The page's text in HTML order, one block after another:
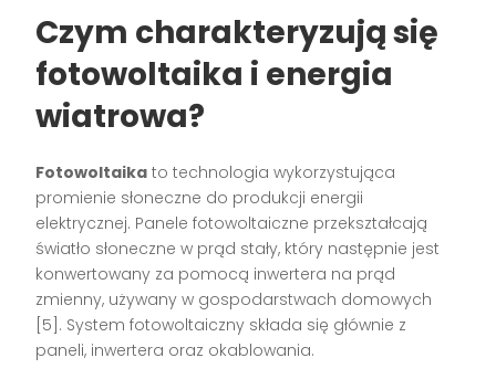
Czym charakteryzują się
fotowoltaika i energia
wiatrowa?
Fotowoltaika to technologia wykorzystująca
promienie słoneczne do produkcji energii
elektrycznej. Panele fotowoltaiczne przekształcają
światło słoneczne w prąd stały, który następnie jest
konwertowany za pomocą inwertera na prąd
zmienny, używany w gospodarstwach domowych
[5]. System fotowoltaiczny składa się głównie z
paneli, inwertera oraz okablowania.